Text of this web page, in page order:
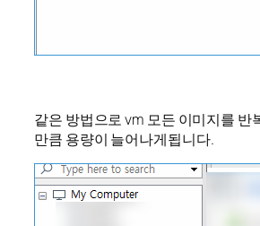
같은 방법으로 vm 모든 이미지를 반
만큼 용량이 늘어나게됩니다.